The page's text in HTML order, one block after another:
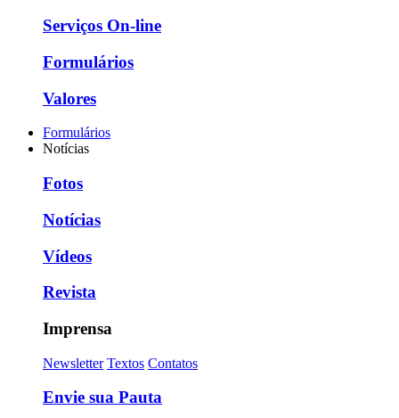
Serviços On-line
Formulários
Valores
Formulários
Notícias
Fotos
Notícias
Vídeos
Revista
Imprensa
Newsletter Textos Contatos
Envie sua Pauta